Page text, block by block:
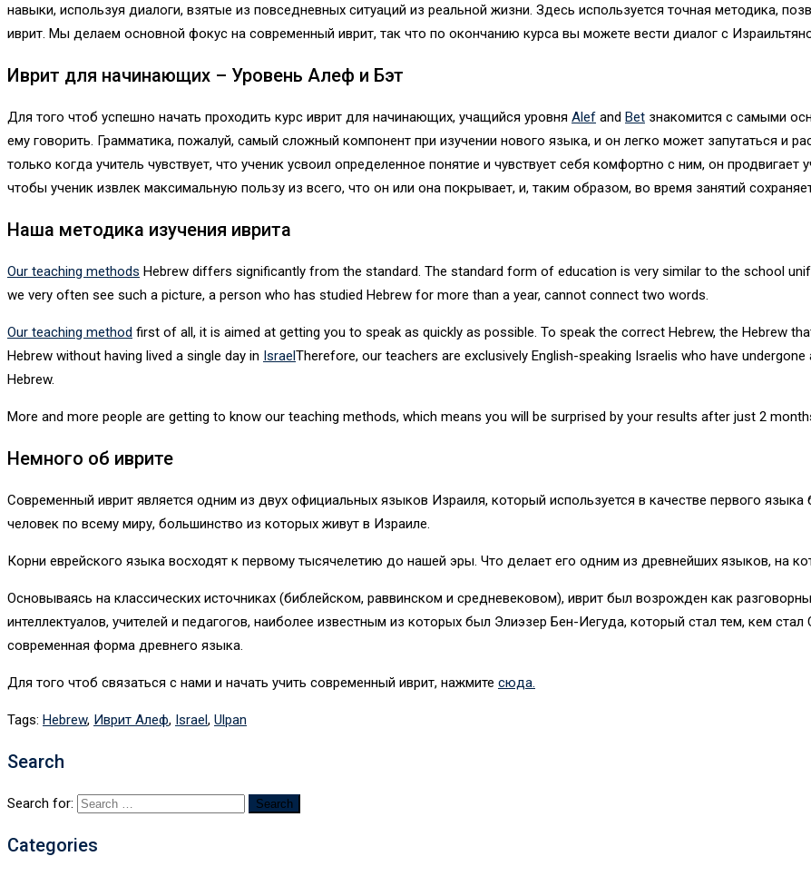
навыки, используя диалоги, взятые из повседневных ситуаций из реальной жизни. Здесь используется точная методика,
иврит. Мы делаем основной фокус на современный иврит, так что по окончанию курса вы можете вести диалог с
Иврит для начинающих – Уровень Алеф и Бэт
Для того чтоб успешно начать проходить курс иврит для начинающих, учащийся уровня Alef and Bet знакомится с самыми
ему говорить. Грамматика, пожалуй, самый сложный компонент при изучении нового языка, и он легко может запутаться и
только когда учитель чувствует, что ученик усвоил определенное понятие и чувствует себя комфортно с ним, он продвигает
чтобы ученик извлек максимальную пользу из всего, что он или она покрывает, и, таким образом, во время занятий
Наша методика изучения иврита
Our teaching methods Hebrew differs significantly from the standard. The standard form of education is very similar to the school
we very often see such a picture, a person who has studied Hebrew for more than a year, cannot connect two words.
Our teaching method first of all, it is aimed at getting you to speak as quickly as possible. To speak the correct Hebrew, the Hebrew
Hebrew without having lived a single day in IsraelTherefore, our teachers are exclusively English-speaking Israelis who have
Hebrew.
More and more people are getting to know our teaching methods, which means you will be surprised by your results after just 2
Немного об иврите
Современный иврит является одним из двух официальных языков Израиля, который используется в качестве первого
человек по всему миру, большинство из которых живут в Израиле.
Корни еврейского языка восходят к первому тысячелетию до нашей эры. Что делает его одним из древнейших языков, на
Основываясь на классических источниках (библейском, раввинском и средневековом), иврит был возрожден как
интеллектуалов, учителей и педагогов, наиболее известным из которых был Элиэзер Бен-Иегуда, который стал тем, кем
современная форма древнего языка.
Для того чтоб связаться с нами и начать учить современный иврит, нажмите сюда.
Tags: Hebrew, Иврит Алеф, Israel, Ulpan
Search
Search for:
Categories